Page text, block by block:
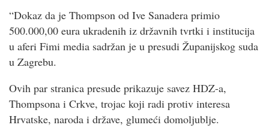
“Dokaz da je Thompson od Ive Sanadera primio
500.000,00 eura ukradenih iz državnih tvrtki i institucija
u aferi Fimi media sadržan je u presudi Županijskog suda
u Zagrebu.
Ovih par stranica presude prikazuje savez HDZ-a,
Thompsona i Crkve, trojac koji radi protiv interesa
Hrvatske, naroda i države, glumeći domoljublje.